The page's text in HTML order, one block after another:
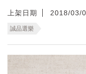
上架日期 2018/03/
誠品選樂